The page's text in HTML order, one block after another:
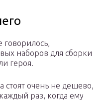
говорилось,
наборов для сборки
героя.
стоят очень не дешево,
раз, когда ему